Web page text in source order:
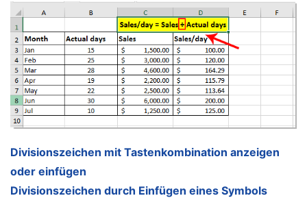
Divisionszeichen mit Tastenkombination anzeigen
oder einfügen
Divisionszeichen durch Einfügen eines Symbols